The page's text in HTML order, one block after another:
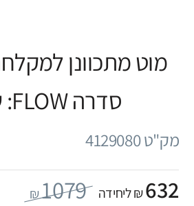
מוט מתכוונן
סדרה FLOW: שחור
מק"ט 4129080
632₪ ליחידה 1079
₪